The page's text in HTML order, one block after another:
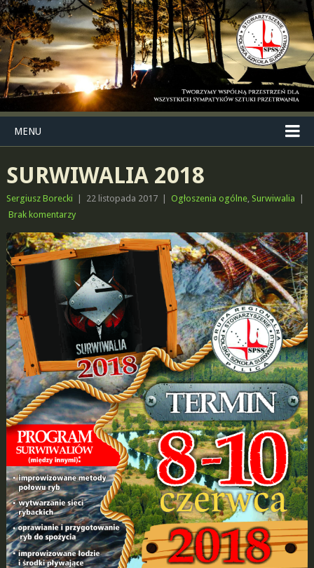
MENU
SURWIWALIA 2018
Sergiusz Borecki 22 listopada 2017 Ogłoszenia ogólne, Surwiwalia
Brak komentarzy